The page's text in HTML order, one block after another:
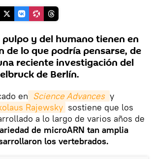
pulpo y del humano tienen en
de lo que podría pensarse, de
reciente investigación del
de Berlín.
en Science Advances y
Rajewsky sostiene que los
a lo largo de varios años de
de microARN tan amplia
los vertebrados.